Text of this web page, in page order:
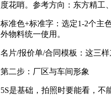
度花哨。参考方向：东方精工
标准色+标准字：选定1-2个主
外物料统一使用。
名片/报价单/合同模板：这三
第二步：厂区与车间形象
5S是基础，拍照时要能看，不